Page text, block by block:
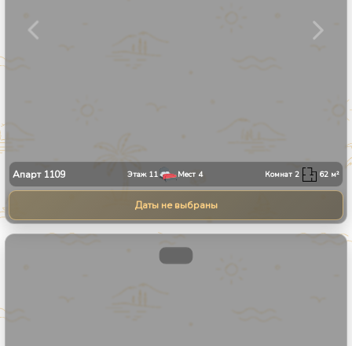
Апарт 1109 Этаж 11 Мест 4 Комнат2 62 м²
Даты не выбраны